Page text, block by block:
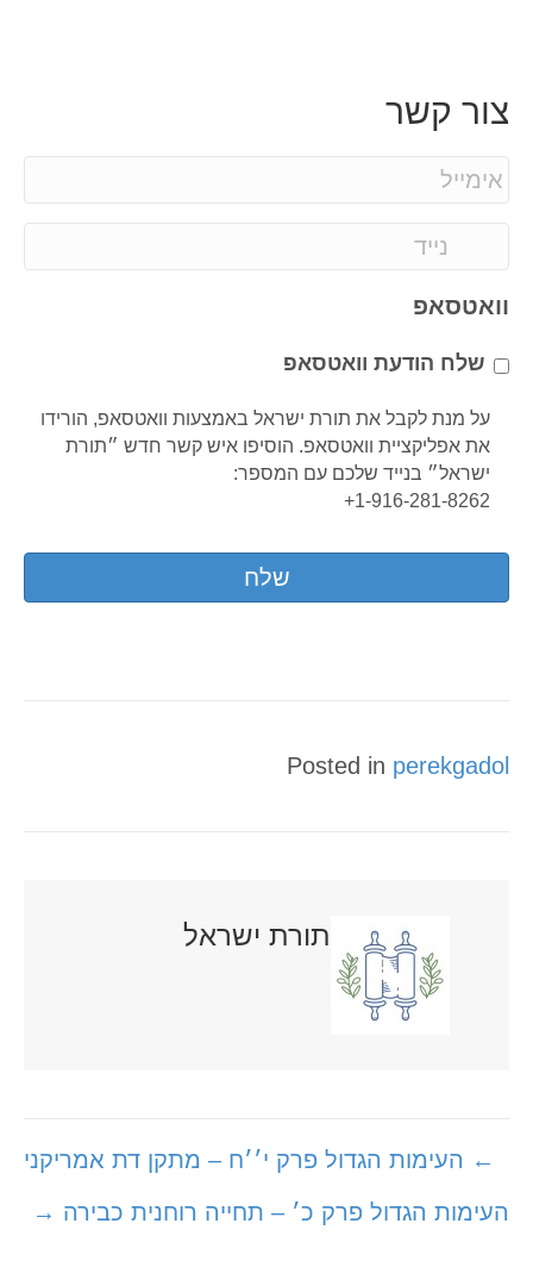
צור קשר
וואטסאפ
שלח הודעת וואטסאפ
על מנת לקבל את תורת ישראל באמצעות וואטסאפ, הורידו
את אפליקציית וואטסאפ. הוסיפו איש קשר חדש ״תורת
ישראל״ בנייד שלכם עם המספר:
1-916-281-8262+
Posted in perekgadol
תורת ישראל
Posts
navigation
← העימות הגדול פרק י׳׳ח – מתקן דת אמריקני
העימות הגדול פרק כ׳ – תחייה רוחנית כבירה →